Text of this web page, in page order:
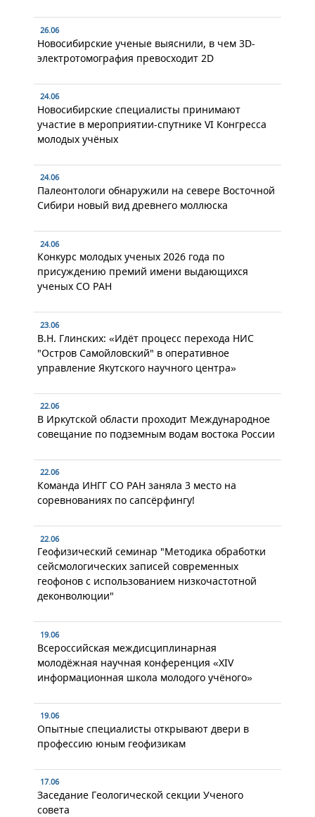
26.06
Новосибирские ученые выяснили, в чем 3D-
электротомография превосходит 2D
24.06
Новосибирские специалисты принимают
участие в мероприятии-спутнике VI Конгресса
молодых учёных
24.06
Палеонтологи обнаружили на севере Восточной
Сибири новый вид древнего моллюска
24.06
Конкурс молодых ученых 2026 года по
присуждению премий имени выдающихся
ученых СО РАН
23.06
В.Н. Глинских: «Идёт процесс перехода НИС
"Остров Самойловский" в оперативное
управление Якутского научного центра»
22.06
В Иркутской области проходит Международное
совещание по подземным водам востока России
22.06
Команда ИНГГ СО РАН заняла 3 место на
соревнованиях по сапсёрфингу!
22.06
Геофизический семинар "Методика обработки
сейсмологических записей современных
геофонов с использованием низкочастотной
деконволюции"
19.06
Всероссийская междисциплинарная
молодёжная научная конференция «XIV
информационная школа молодого учёного»
19.06
Опытные специалисты открывают двери в
профессию юным геофизикам
17.06
Заседание Геологической секции Ученого
совета